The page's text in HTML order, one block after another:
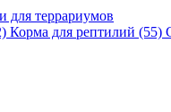
для террариумов
Корма для рептилий (55)